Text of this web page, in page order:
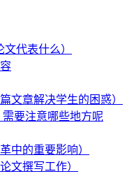
代表什么）
文章解决学生的困惑）
要注意哪些地方呢
中的重要影响）
文撰写工作）